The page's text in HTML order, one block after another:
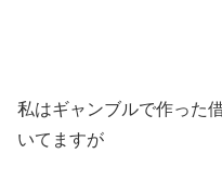
私はギャンブルで作った
いてますが